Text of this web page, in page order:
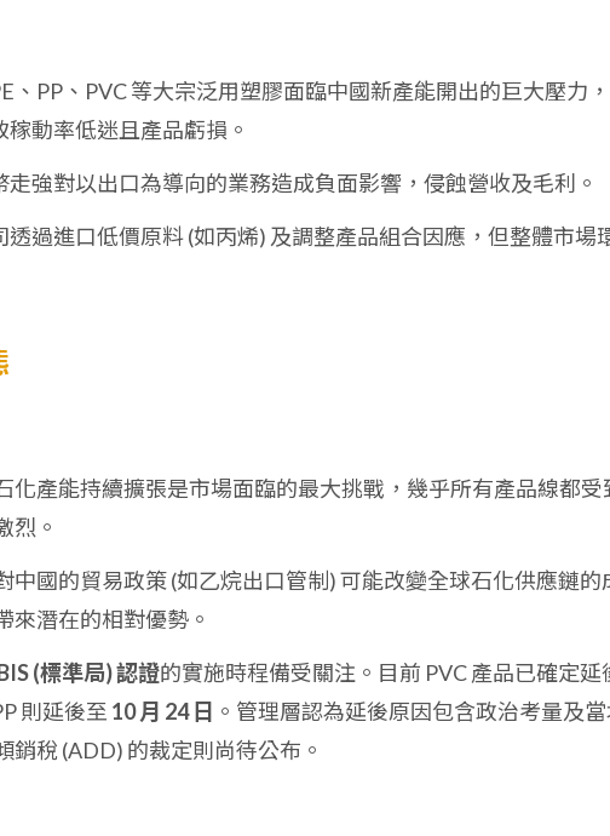
、PP、PVC 等大宗泛用塑膠面臨中國新產能開出的巨大壓力
動率低迷且產品虧損。
走強對以出口為導向的業務造成負面影響，侵蝕營收及毛利。
透過進口低價原料 (如丙烯) 及調整產品組合因應，但整體市場
化產能持續擴張是市場面臨的最大挑戰，幾乎所有產品線都受
烈。
中國的貿易政策 (如乙烷出口管制) 可能改變全球石化供應鏈的
來潛在的相對優勢。
(標準局) 認證的實施時程備受關注。目前 PVC 產品已確定延
則延後至 10 月 24 日 。管理層認為延後原因包含政治考量及
銷稅 (ADD) 的裁定則尚待公布。